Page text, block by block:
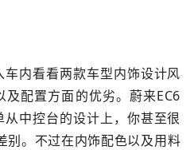
内看看两款车型内饰设计风
配置方面的优劣。蔚来EC6
中控台的设计上，你甚至很
别。不过在内饰配色以及用料